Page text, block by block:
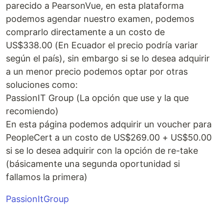
parecido a PearsonVue, en esta plataforma
podemos agendar nuestro examen, podemos
comprarlo directamente a un costo de
US$338.00 (En Ecuador el precio podría variar
según el país), sin embargo si se lo desea adquirir
a un menor precio podemos optar por otras
soluciones como:
PassionIT Group (La opción que use y la que
recomiendo)
En esta página podemos adquirir un voucher para
PeopleCert a un costo de US$269.00 + US$50.00
si se lo desea adquirir con la opción de re-take
(básicamente una segunda oportunidad si
fallamos la primera)
PassionItGroup